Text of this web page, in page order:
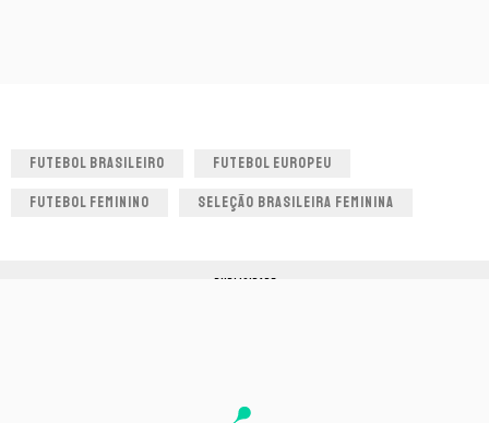
FUTEBOL BRASILEIRO FUTEBOL EUROPEU
FUTEBOL FEMININO SELEÇÃO BRASILEIRA FEMININA
PUBLICIDADE